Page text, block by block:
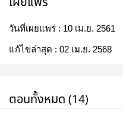
วันที่เผยแพร่ : 10 เม.ย. 2561
แก้ไขล่าสุด : 02 เม.ย. 2568
ตอนทั้งหมด (14)